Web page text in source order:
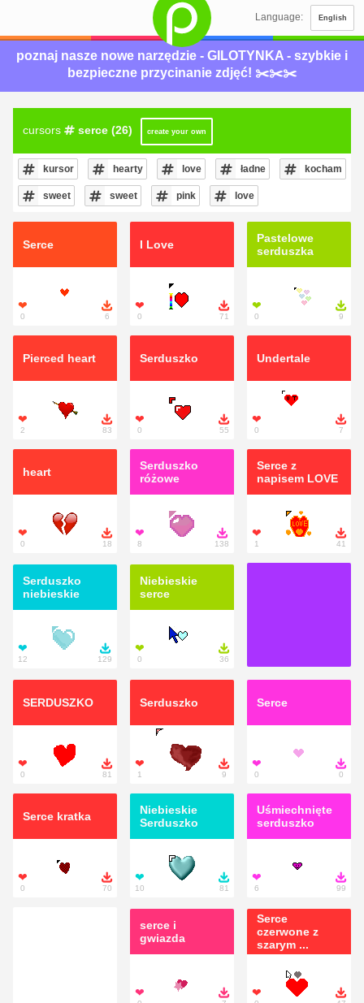
Language: English
poznaj nasze nowe narzędzie - GILOTYNKA - szybkie i
bezpieczne przycinanie zdjęć! ✂️✂️✂️
cursors  serce (26) create your own
kursor hearty love ładne kocham
sweet sweet pink love
Serce
❤
0

6
I Love
❤
0

71
Pastelowe
serduszka
❤
0

9
Pierced heart
❤
2

83
Serduszko
❤
0

55
Undertale
❤
0

7
heart
❤
0

18
Serduszko
różowe
❤
8

138
Serce z
napisem LOVE
❤
1

41
Serduszko
niebieskie
❤
12

129
Niebieskie
serce
❤
0

36
SERDUSZKO
❤
0

81
Serduszko
❤
1

9
Serce
❤
0

0
Serce kratka
❤
0

70
Niebieskie
Serduszko
❤
10

81
Uśmiechnięte
serduszko
❤
6

99
serce i
gwiazda
❤ 
Serce
czerwone z
szarym ...
❤ 